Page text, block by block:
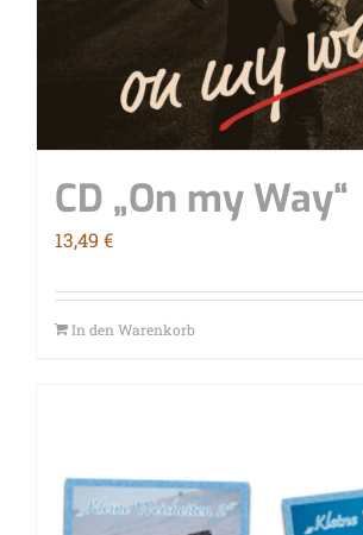
CD „On my Way“
13,49 €
In den Warenkorb